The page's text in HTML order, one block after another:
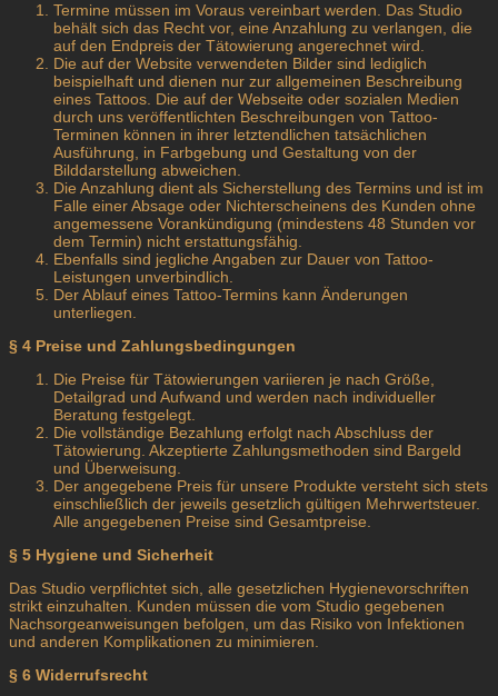
Termine müssen im Voraus vereinbart werden. Das Studio
behält sich das Recht vor, eine Anzahlung zu verlangen, die
auf den Endpreis der Tätowierung angerechnet wird.
Die auf der Website verwendeten Bilder sind lediglich
beispielhaft und dienen nur zur allgemeinen Beschreibung
eines Tattoos. Die auf der Webseite oder sozialen Medien
durch uns veröffentlichten Beschreibungen von Tattoo-
Terminen können in ihrer letztendlichen tatsächlichen
Ausführung, in Farbgebung und Gestaltung von der
Bilddarstellung abweichen.
Die Anzahlung dient als Sicherstellung des Termins und ist im
Falle einer Absage oder Nichterscheinens des Kunden ohne
angemessene Vorankündigung (mindestens 48 Stunden vor
dem Termin) nicht erstattungsfähig.
Ebenfalls sind jegliche Angaben zur Dauer von Tattoo-
Leistungen unverbindlich.
Der Ablauf eines Tattoo-Termins kann Änderungen
unterliegen.
§ 4 Preise und Zahlungsbedingungen
Die Preise für Tätowierungen variieren je nach Größe,
Detailgrad und Aufwand und werden nach individueller
Beratung festgelegt.
Die vollständige Bezahlung erfolgt nach Abschluss der
Tätowierung. Akzeptierte Zahlungsmethoden sind Bargeld
und Überweisung.
Der angegebene Preis für unsere Produkte versteht sich stets
einschließlich der jeweils gesetzlich gültigen Mehrwertsteuer.
Alle angegebenen Preise sind Gesamtpreise.
§ 5 Hygiene und Sicherheit
Das Studio verpflichtet sich, alle gesetzlichen Hygienevorschriften
strikt einzuhalten. Kunden müssen die vom Studio gegebenen
Nachsorgeanweisungen befolgen, um das Risiko von Infektionen
und anderen Komplikationen zu minimieren.
§ 6 Widerrufsrecht